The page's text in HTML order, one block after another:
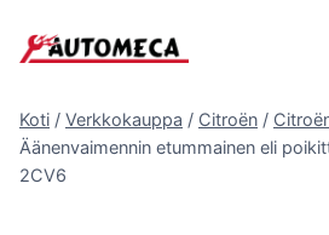
sisältöön
Koti / Verkkokauppa / Citroën /
Äänenvaimennin etummainen eli
2CV6